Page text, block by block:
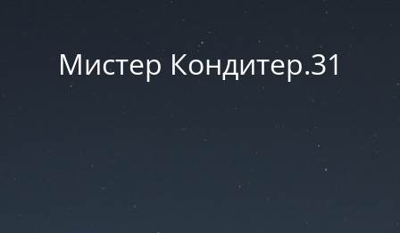
Мистер Кондитер.31